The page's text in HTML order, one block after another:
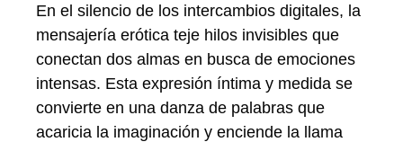
En el silencio de los intercambios digitales, la
mensajería erótica teje hilos invisibles que
conectan dos almas en busca de emociones
intensas. Esta expresión íntima y medida se
convierte en una danza de palabras que
acaricia la imaginación y enciende la llama